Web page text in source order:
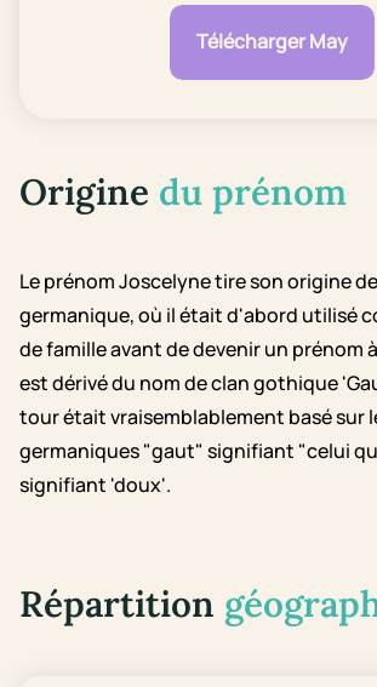
Télécharger May
Origine du prénom
Le prénom Joscelyne tire son origine
germanique, où il était d'abord utilisé
de famille avant de devenir un prénom
est dérivé du nom de clan gothique
tour était vraisemblablement basé sur
germaniques "gaut" signifiant "celui
signifiant 'doux'.
Répartition